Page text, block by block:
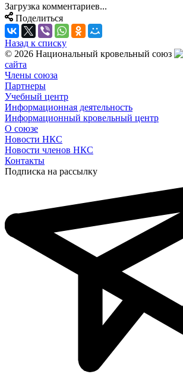
Загрузка комментариев...
Поделиться
Назад к списку
© 2026 Национальный кровельный союз
сайта
Члены союза
Партнеры
Учебный центр
Информационная деятельность
Информационный кровельный центр
О союзе
Новости НКС
Новости членов НКС
Контакты
Подписка на рассылку